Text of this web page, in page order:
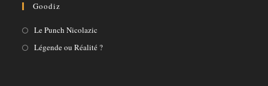
dans
un
onglet
dans
un
Goodiz
Le Punch Nicolazic
dans
Légende ou Réalité ?S’ouvre